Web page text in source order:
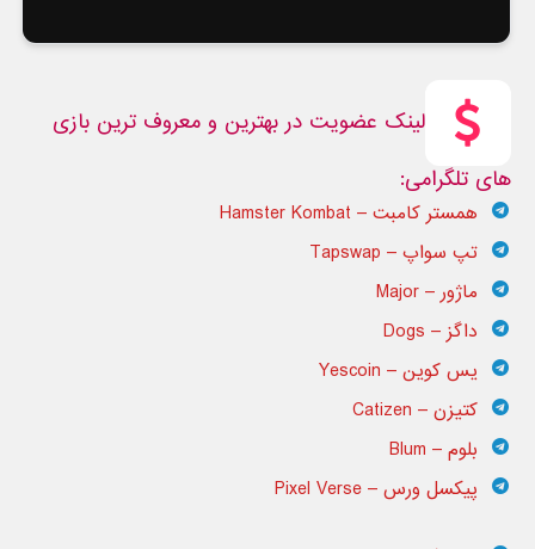
لینک عضویت در بهترین و معروف ترین بازی
های تلگرامی:
همستر کامبت – Hamster Kombat
تپ سواپ – Tapswap
ماژور – Major
داگز – Dogs
یس کوین – Yescoin
کتیزن – Catizen
بلوم – Blum
پیکسل ورس – Pixel Verse